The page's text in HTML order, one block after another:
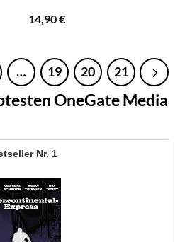
14,90€
… 19 20 21
OneGate Media
1